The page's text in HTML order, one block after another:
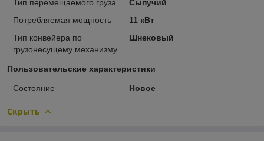
Тип перемещаемого груза
Сыпучий
Потребляемая мощность
11 кВт
Тип конвейера по
грузонесущему механизму
Шнековый
Пользовательские характеристики
Состояние Новое
Скрыть